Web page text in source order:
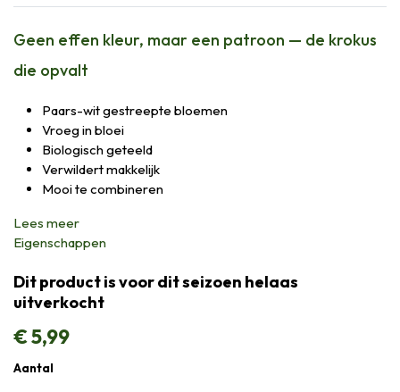
Geen effen kleur, maar een patroon — de krokus
die opvalt
Paars-wit gestreepte bloemen
Vroeg in bloei
Biologisch geteeld
Verwildert makkelijk
Mooi te combineren
Lees meer
Eigenschappen
Dit product is voor dit seizoen helaas
uitverkocht
€5,99
Aantal